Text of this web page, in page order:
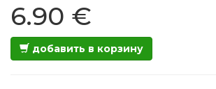
6.90 €
добавить в корзину